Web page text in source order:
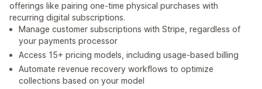
offerings like pairing one-time physical purchases with
recurring digital subscriptions.
Manage customer subscriptions with Stripe, regardless of
your payments processor
Access 15+ pricing models, including usage-based billing
Automate revenue recovery workflows to optimize
collections based on your model